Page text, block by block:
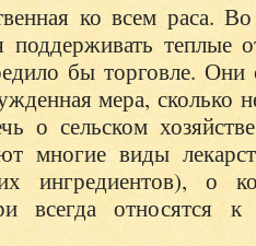
ко всем раса.
поддерживать теплые
бы торговле.
мера, сколько
о сельском
многие виды
ингредиентов), о
всегда относятся